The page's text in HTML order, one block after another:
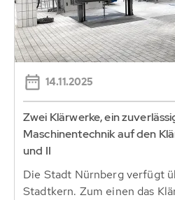
14.11.2025
Zwei Klärwerke, ein
Maschinentechnik auf den
und II
Die Stadt Nürnberg verfügt
Stadtkern. Zum einen das